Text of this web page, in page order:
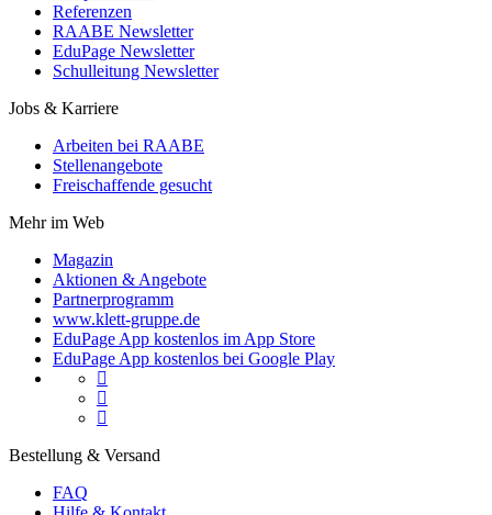
Referenzen
RAABE Newsletter
EduPage Newsletter
Schulleitung Newsletter
Jobs & Karriere
Arbeiten bei RAABE
Stellenangebote
Freischaffende gesucht
Mehr im Web
Magazin
Aktionen & Angebote
Partnerprogramm
www.klett-gruppe.de
EduPage App kostenlos im App Store
EduPage App kostenlos bei Google Play



Bestellung & Versand
FAQ